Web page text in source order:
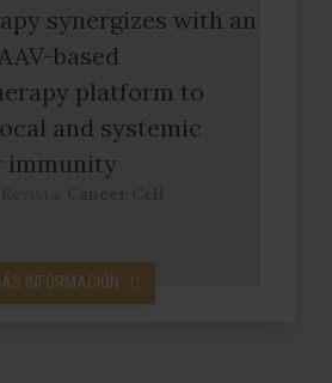
synergizes with an
based
platform to
and systemic
immunity
INFORMACIÓN